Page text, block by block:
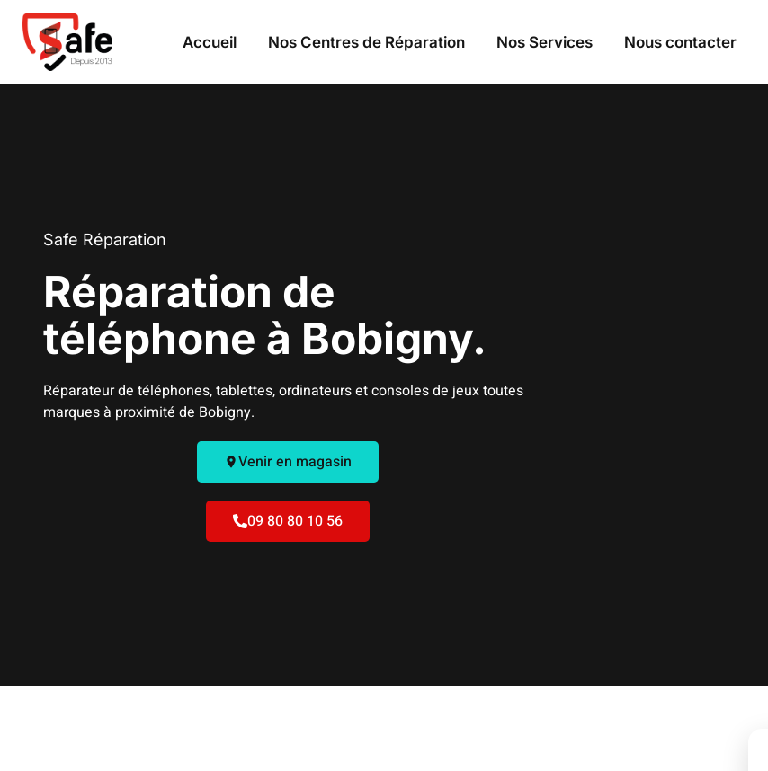
Accueil Nos Centres de Réparation Nos Services Nous contacter
Safe Réparation
Réparation de
téléphone à Bobigny.
Réparateur de téléphones, tablettes, ordinateurs et consoles de jeux toutes
marques à proximité de Bobigny.
Venir en magasin
09 80 80 10 56